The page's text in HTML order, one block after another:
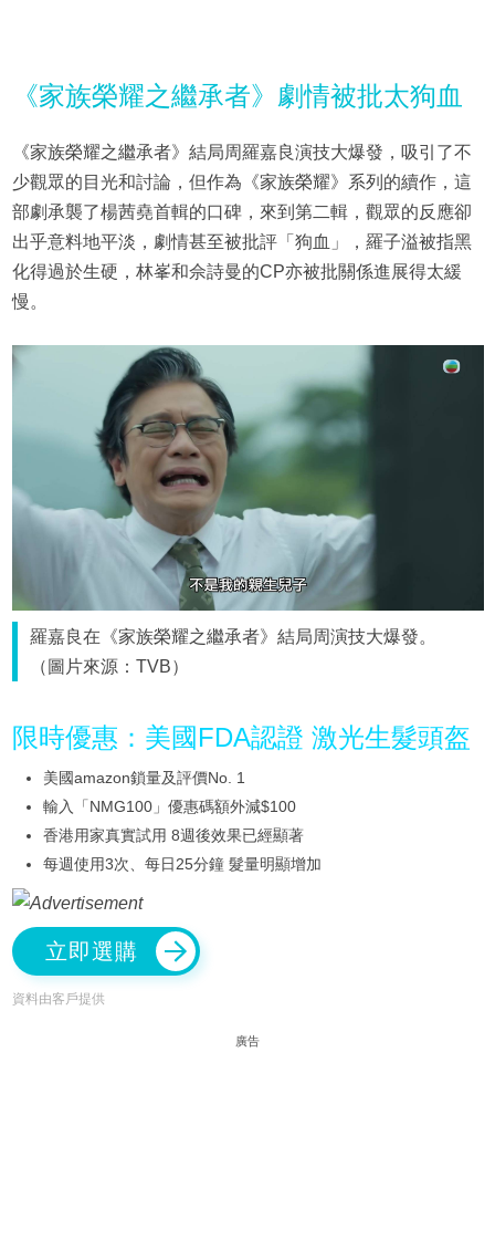
《家族榮耀之繼承者》劇情被批太狗血
《家族榮耀之繼承者》結局周羅嘉良演技大爆發，吸引了不
少觀眾的目光和討論，但作為《家族榮耀》系列的續作，這
部劇承襲了楊茜堯首輯的口碑，來到第二輯，觀眾的反應卻
出乎意料地平淡，劇情甚至被批評「狗血」，羅子溢被指黑
化得過於生硬，林峯和佘詩曼的CP亦被批關係進展得太緩
慢。
羅嘉良在《家族榮耀之繼承者》結局周演技大爆發。
（圖片來源：TVB）
限時優惠：美國FDA認證 激光生髮頭盔
美國amazon鎖量及評價No. 1
輸入「NMG100」優惠碼額外減$100
香港用家真實試用 8週後效果已經顯著
每週使用3次、每日25分鐘 髮量明顯增加
立即選購
資料由客戶提供
廣告